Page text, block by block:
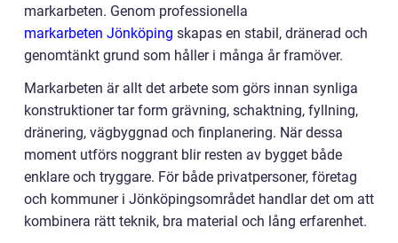
markarbeten. Genom professionella
markarbeten Jönköping skapas en stabil, dränerad och
genomtänkt grund som håller i många år framöver.
Markarbeten är allt det arbete som görs innan synliga
konstruktioner tar form grävning, schaktning, fyllning,
dränering, vägbyggnad och finplanering. När dessa
moment utförs noggrant blir resten av bygget både
enklare och tryggare. För både privatpersoner, företag
och kommuner i Jönköpingsområdet handlar det om att
kombinera rätt teknik, bra material och lång erfarenhet.